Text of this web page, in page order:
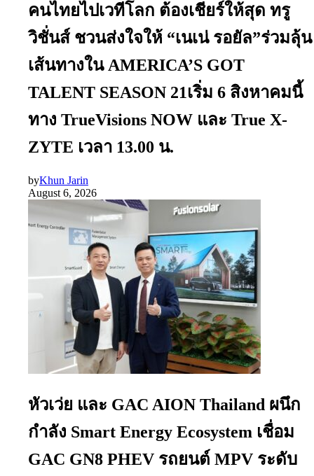
คนไทยไปเวทีโลก ต้องเชียร์ให้สุด ทรู
วิชั่นส์ ชวนส่งใจให้ “เนเน่ รอยัล”ร่วมลุ้น
เส้นทางใน AMERICA’S GOT
TALENT SEASON 21เริ่ม 6 สิงหาคมนี้
ทาง TrueVisions NOW และ True X-
ZYTE เวลา 13.00 น.
byKhun Jarin
August 6, 2026
หัวเว่ย และ GAC AION Thailand ผนึก
กำลัง Smart Energy Ecosystem เชื่อม
GAC GN8 PHEV รถยนต์ MPV ระดับ